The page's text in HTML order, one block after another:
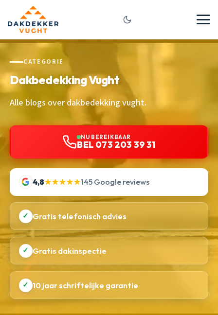
CATEGORIE
Dakbedekking Vught
Alle blogs over dakbedekking vught.
NU BEREIKBAAR
BEL 073 203 39 31
4,8★★★★★145 Google reviews
✓ Gratis telefonisch advies
✓ Gratis dakinspectie
✓ 10 jaar schriftelijke garantie